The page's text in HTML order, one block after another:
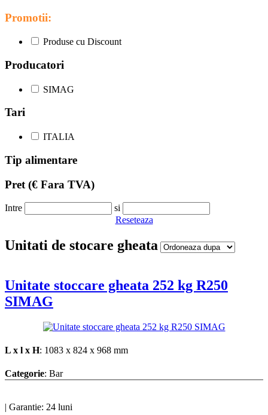
Promotii:
Produse cu Discount
Producatori
SIMAG
Tari
ITALIA
Tip alimentare
Pret (€ Fara TVA)
Intre
si
Reseteaza
Unitati de stocare gheata
Unitate stoccare gheata 252 kg R250
SIMAG
L x l x H: 1083 x 824 x 968 mm
Categorie: Bar
| Garantie: 24 luni